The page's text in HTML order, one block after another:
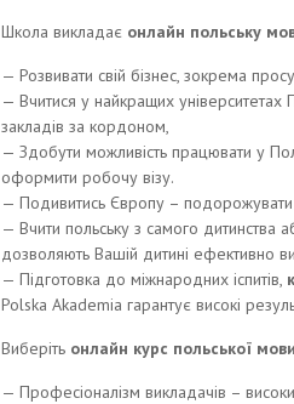
Школа викладає онлайн польську
— Розвивати свій бізнес, зокрема
— Вчитися у найкращих університетах
закладів за кордоном,
— Здобути можливість працювати у
оформити робочу візу.
— Подивитись Європу –
— Вчити польську з самого дитинства
дозволяють Вашій дитині ефективно
— Підготовка до міжнародних іспитів,
Polska Akademia гарантує високі
Виберіть онлайн курс польської мови
— Професіоналізм викладачів –